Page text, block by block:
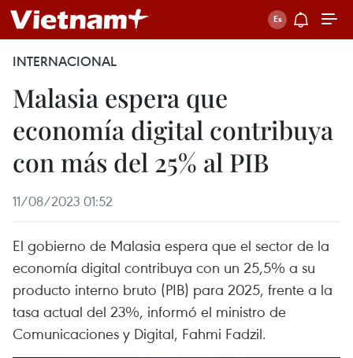
INTERNACIONAL
Malasia espera que
economía digital contribuya
con más del 25% al PIB
11/08/2023 01:52
El gobierno de Malasia espera que el sector de la
economía digital contribuya con un 25,5% a su
producto interno bruto (PIB) para 2025, frente a la
tasa actual del 23%, informó el ministro de
Comunicaciones y Digital, Fahmi Fadzil.